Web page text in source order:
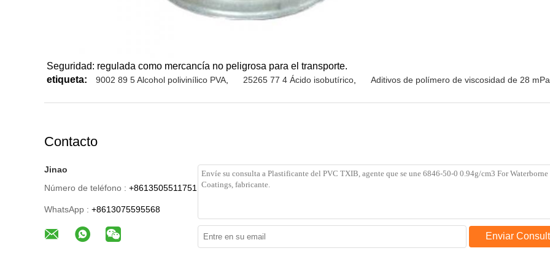
Seguridad: regulada como mercancía no peligrosa para el transporte.
etiqueta:
9002 89 5 Alcohol polivinílico PVA 25265 77 4 Ácido isobutírico Aditivos de polímero de viscosidad de 28 mPa
Contacto
Jinao
Número de teléfono : +8613505511751
WhatsApp : +8613075595568
Enviar